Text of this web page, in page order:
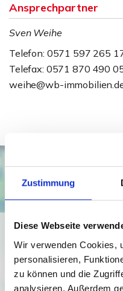
Zustimmung
Diese Webseite
Wir verwenden Cookies,
personalisieren,
zu können und die
analysieren. Außerdem
Ansprechpartner
Sven Weihe
Telefon: 0571 597 265
Telefax: 0571 870 490
weihe@wb-
Ich bin damit
angezeigt
( https://